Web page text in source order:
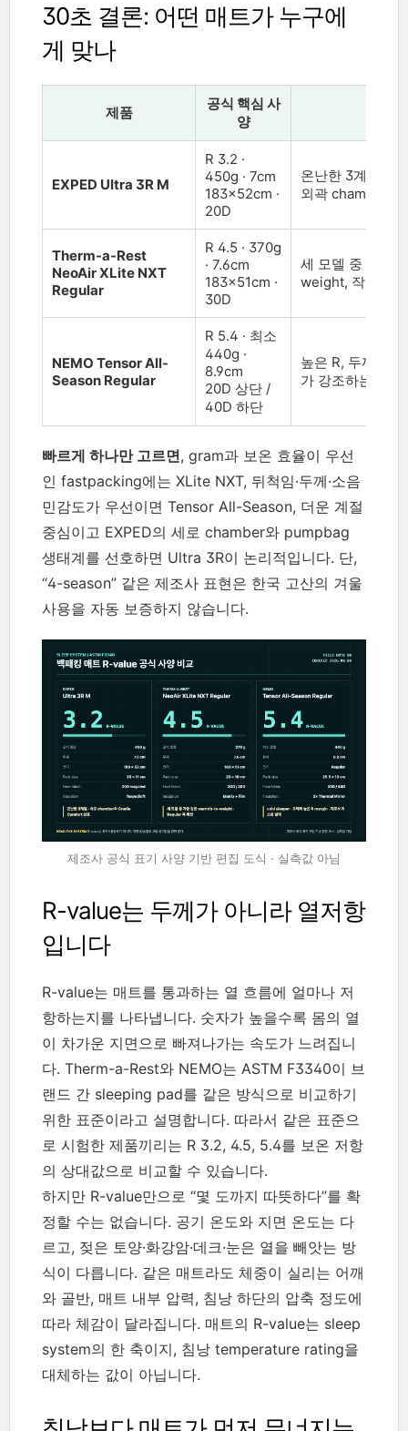
30초 결론: 어떤 매트가 누구에
게 맞나
제품
공식 핵심 사
양
EXPED Ultra 3R M
R 3.2 ·
450g · 7cm
183×52cm ·
20D
온난한 3계절,
외곽 chamber,
Therm-a-Rest
NeoAir XLite NXT
Regular
R 4.5 · 370g
· 7.6cm
183×51cm ·
30D
세 모델 중 가장
weight, 작은
NEMO Tensor All-
Season Regular
R 5.4 · 최소
440g ·
8.9cm
20D 상단 /
40D 하단
높은 R, 두꺼운
가 강조하는 저소
빠르게 하나만 고르면, gram과 보온 효율이 우선
인 fastpacking에는 XLite NXT, 뒤척임·두께·소음
민감도가 우선이면 Tensor All-Season, 더운 계절
중심이고 EXPED의 세로 chamber와 pumpbag
생태계를 선호하면 Ultra 3R이 논리적입니다. 단,
“4-season” 같은 제조사 표현은 한국 고산의 겨울
사용을 자동 보증하지 않습니다.
제조사 공식 표기 사양 기반 편집 도식 · 실측값 아님
R-value는 두께가 아니라 열저항
입니다
R-value는 매트를 통과하는 열 흐름에 얼마나 저
항하는지를 나타냅니다. 숫자가 높을수록 몸의 열
이 차가운 지면으로 빠져나가는 속도가 느려집니
다. Therm-a-Rest와 NEMO는 ASTM F3340이 브
랜드 간 sleeping pad를 같은 방식으로 비교하기
위한 표준이라고 설명합니다. 따라서 같은 표준으
로 시험한 제품끼리는 R 3.2, 4.5, 5.4를 보온 저항
의 상대값으로 비교할 수 있습니다.
하지만 R-value만으로 “몇 도까지 따뜻하다”를 확
정할 수는 없습니다. 공기 온도와 지면 온도는 다
르고, 젖은 토양·화강암·데크·눈은 열을 빼앗는 방
식이 다릅니다. 같은 매트라도 체중이 실리는 어깨
와 골반, 매트 내부 압력, 침낭 하단의 압축 정도에
따라 체감이 달라집니다. 매트의 R-value는 sleep
system의 한 축이지, 침낭 temperature rating을
대체하는 값이 아닙니다.